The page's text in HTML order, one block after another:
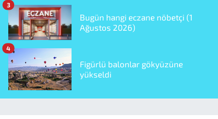
Bugün hangi eczane nöbetçi (1
Ağustos 2026)
3
Figürlü balonlar gökyüzüne
yükseldi
4